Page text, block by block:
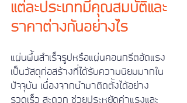
แต่ละประเภทมีคุณสมบัติและ
ราคาต่างกันอย่างไร
แผ่นพื้นสำเร็จรูปหรือแผ่นคอนกรีตอัดแรง
เป็นวัสดุก่อสร้างที่ได้รับความนิยมมากใน
ปัจจุบัน เนื่องจากนำมาติดตั้งได้อย่าง
รวดเร็ว สะดวก ช่วยประหยัดค่าแรงและ